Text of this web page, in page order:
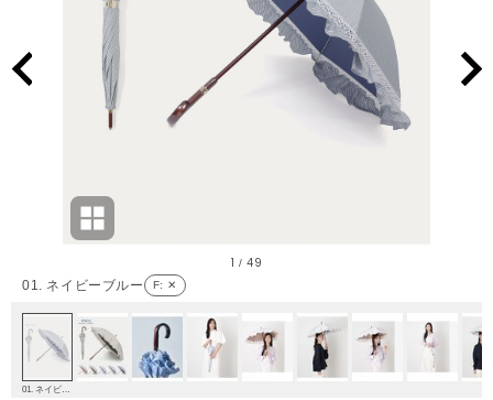
01. ネイビーブルー F: ✕
1 /49